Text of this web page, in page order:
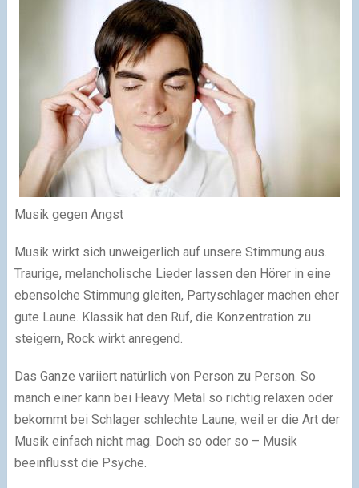
Musik gegen Angst
Musik wirkt sich unweigerlich auf unsere Stimmung aus.
Traurige, melancholische Lieder lassen den Hörer in eine
ebensolche Stimmung gleiten, Partyschlager machen eher
gute Laune. Klassik hat den Ruf, die Konzentration zu
steigern, Rock wirkt anregend.
Das Ganze variiert natürlich von Person zu Person. So
manch einer kann bei Heavy Metal so richtig relaxen oder
bekommt bei Schlager schlechte Laune, weil er die Art der
Musik einfach nicht mag. Doch so oder so – Musik
beeinflusst die Psyche.